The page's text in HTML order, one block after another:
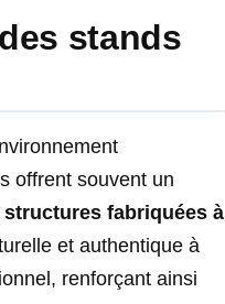
stands
offrent souvent un
structures fabriquées à
et authentique à
renforçant ainsi